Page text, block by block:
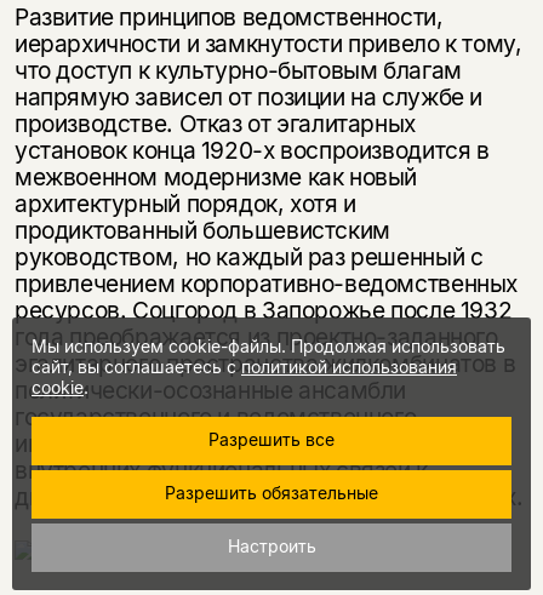
Развитие принципов ведомственности,
иерархичности и замкнутости привело к тому,
что доступ к культурно-бытовым благам
напрямую зависел от позиции на службе и
производстве. Отказ от эгалитарных
установок конца 1920-х воспроизводится в
межвоенном модернизме как новый
архитектурный порядок, хотя и
продиктованный большевистским
руководством, но каждый раз решенный с
привлечением корпоративно-ведомственных
ресурсов. Соцгород в Запорожье после 1932
года преображается из проектно-заданного
эгалитарного пространства жилкомбинатов в
политически-осознанные ансамбли
государственного и ведомственного
интереса, с резким переходом от динамики
внутренних функциональных связей к
динамике связей визуально-композиционных.
Мы используем cookie-файлы. Продолжая использовать
сайт, вы соглашаетесь сполитикой использования
cookie.
Разрешить все
Разрешить обязательные
Настроить